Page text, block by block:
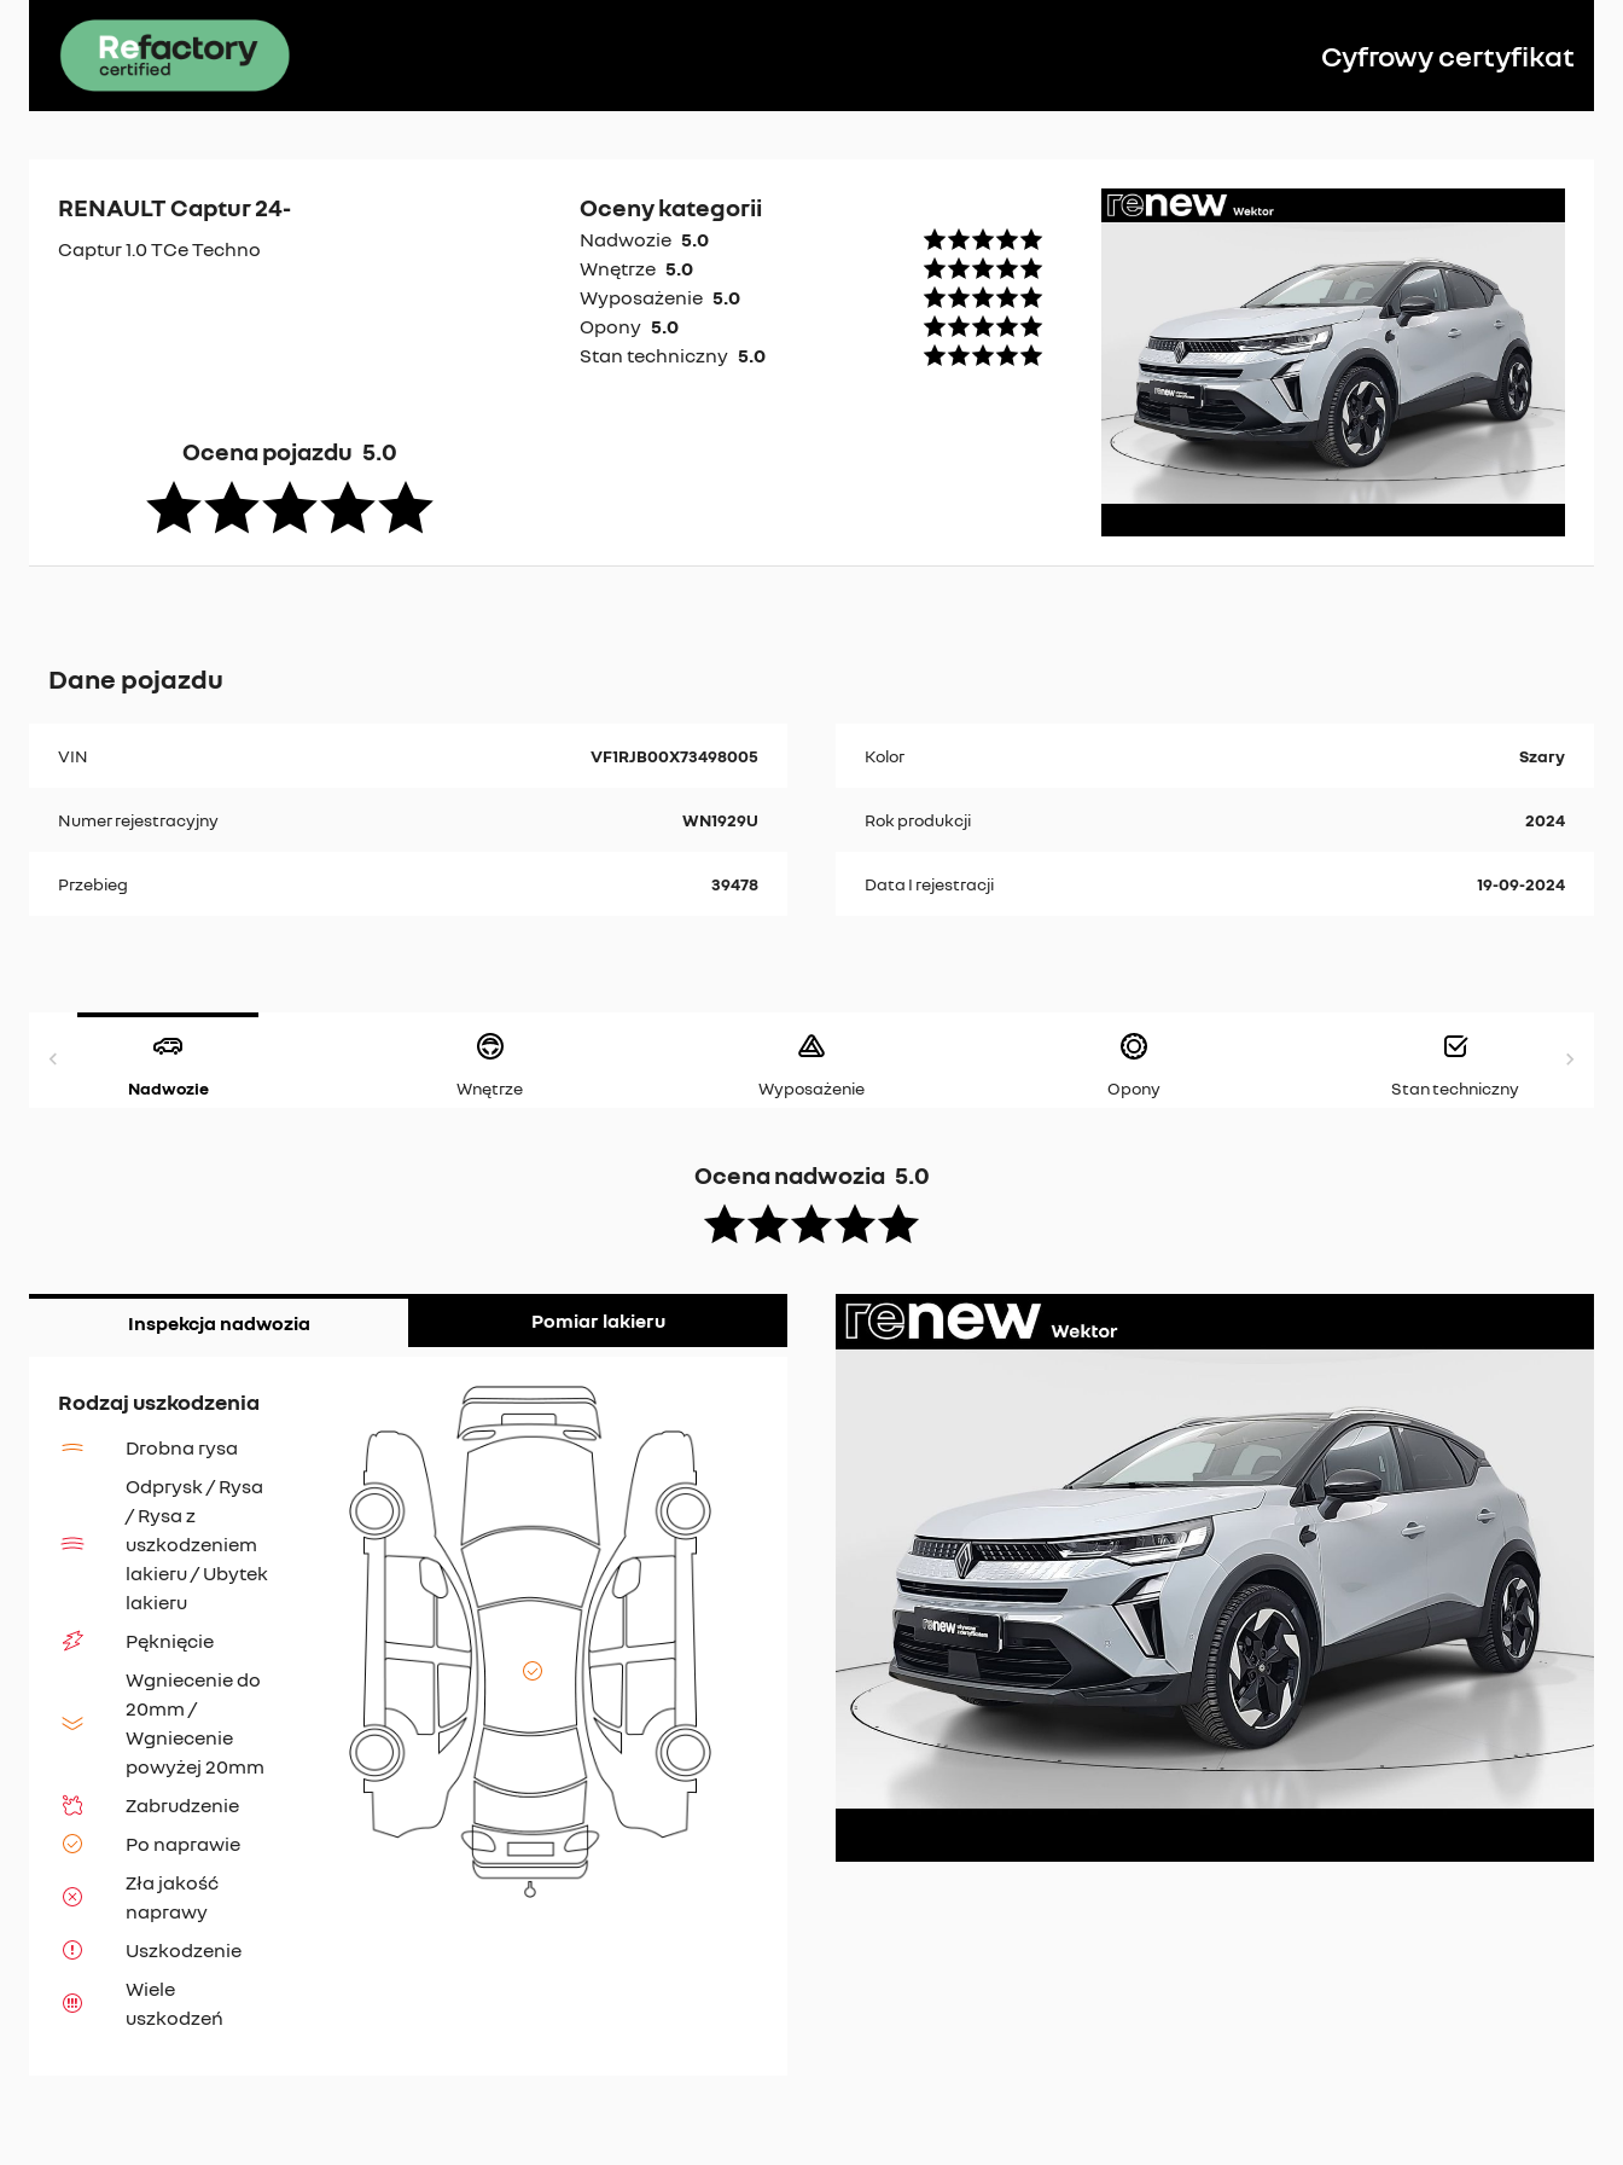
Cyfrowy certyfikat
RENAULT Captur 24-
Captur 1.0 TCe Techno
Ocena pojazdu 5.0
Oceny kategorii
Nadwozie 5.0
Wnętrze 5.0
Wyposażenie 5.0
Opony 5.0
Stan techniczny 5.0
Dane pojazdu
VIN VF1RJB00X73498005
Numer rejestracyjny WN1929U
Przebieg 39478
Kolor Szary
Rok produkcji 2024
Data I rejestracji 19-09-2024
Nadwozie Wnętrze Wyposażenie Opony Stan techniczny
Ocena nadwozia 5.0
Inspekcja nadwozia Pomiar lakieru
Rodzaj uszkodzenia
Drobna rysa
Odprysk / Rysa
/ Rysa z
uszkodzeniem
lakieru / Ubytek
lakieru
Pęknięcie
Wgniecenie do
20mm /
Wgniecenie
powyżej 20mm
Zabrudzenie
Po naprawie
Zła jakość
naprawy
Uszkodzenie
Wiele
uszkodzeń